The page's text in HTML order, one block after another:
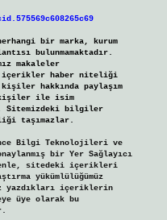
bir marka, kurum
bulunmamaktadır.
makaleler
içerikler haber niteliği
hakkında paylaşım
kişiler ile isim
Sitemizdeki bilgiler
taşımazlar.
Bilgi Teknolojileri ve
bir Yer Sağlayıcı
sitedeki içerikleri
yükümlülüğümüz
yazdıkları içeriklerin
üye olarak bu